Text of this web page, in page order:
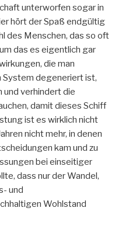
unterworfen sogar in
hört der Spaß endgültig
des Menschen, das so oft
das es eigentlich gar
die man
System degeneriert ist,
und verhindert die
damit dieses Schiff
ist es wirklich nicht
nicht mehr, in denen
kam und zu
bei einseitiger
dass nur der Wandel,
und
Wohlstand